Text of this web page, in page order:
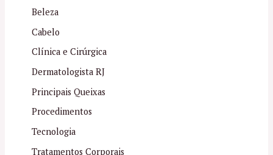
Beleza
Cabelo
Clínica e Cirúrgica
Dermatologista RJ
Principais Queixas
Procedimentos
Tecnologia
Tratamentos Corporais